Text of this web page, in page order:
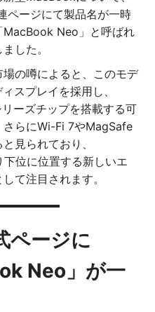
ページにて製品名が一時
MacBook Neo」と呼ばれ
した。
の噂によると、このモデ
スプレイを採用し、
ーズチップを搭載する可
さらにWi-Fi 7やMagSafe
見られており、
位に位置する新しいエ
て注目されます。
ページに
Neo」が一